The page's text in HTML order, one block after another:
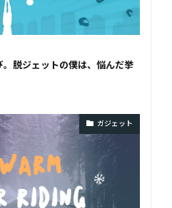
脱ジェットの僕は、悩んだ挙
ガジェット